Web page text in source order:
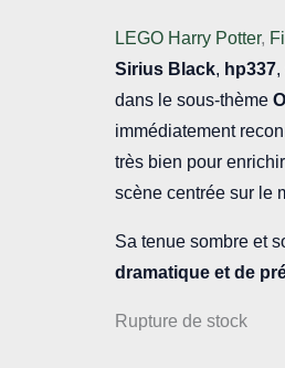
LEGO Harry Potter,
Sirius Black, hp337,
dans le sous-thème
immédiatement
très bien pour
scène centrée sur le
Sa tenue sombre et
dramatique et de
Rupture de stock